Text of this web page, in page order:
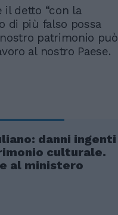
il detto “con la
di più falso possa
patrimonio può
al nostro Paese.
danni ingenti
culturale.
al ministero